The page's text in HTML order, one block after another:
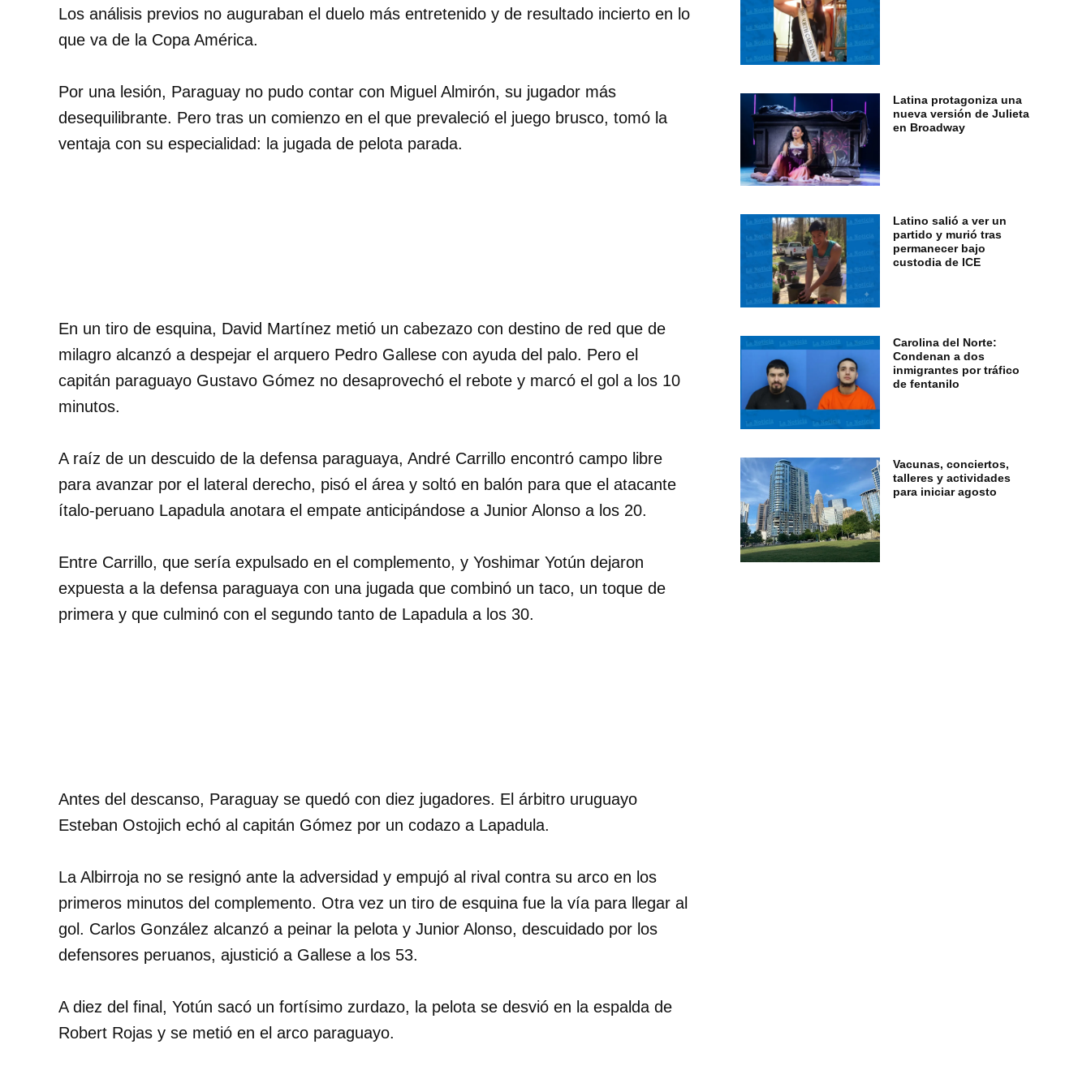
Los análisis previos no auguraban el duelo más entretenido y de resultado incierto en lo
que va de la Copa América.
Por una lesión, Paraguay no pudo contar con Miguel Almirón, su jugador más
desequilibrante. Pero tras un comienzo en el que prevaleció el juego brusco, tomó la
ventaja con su especialidad: la jugada de pelota parada.
En un tiro de esquina, David Martínez metió un cabezazo con destino de red que de
milagro alcanzó a despejar el arquero Pedro Gallese con ayuda del palo. Pero el
capitán paraguayo Gustavo Gómez no desaprovechó el rebote y marcó el gol a los 10
minutos.
A raíz de un descuido de la defensa paraguaya, André Carrillo encontró campo libre
para avanzar por el lateral derecho, pisó el área y soltó en balón para que el atacante
ítalo-peruano Lapadula anotara el empate anticipándose a Junior Alonso a los 20.
Entre Carrillo, que sería expulsado en el complemento, y Yoshimar Yotún dejaron
expuesta a la defensa paraguaya con una jugada que combinó un taco, un toque de
primera y que culminó con el segundo tanto de Lapadula a los 30.
Antes del descanso, Paraguay se quedó con diez jugadores. El árbitro uruguayo
Esteban Ostojich echó al capitán Gómez por un codazo a Lapadula.
La Albirroja no se resignó ante la adversidad y empujó al rival contra su arco en los
primeros minutos del complemento. Otra vez un tiro de esquina fue la vía para llegar al
gol. Carlos González alcanzó a peinar la pelota y Junior Alonso, descuidado por los
defensores peruanos, ajustició a Gallese a los 53.
A diez del final, Yotún sacó un fortísimo zurdazo, la pelota se desvió en la espalda de
Robert Rojas y se metió en el arco paraguayo.
Latina protagoniza una
nueva versión de Julieta
en Broadway
Latino salió a ver un
partido y murió tras
permanecer bajo
custodia de ICE
Carolina del Norte:
Condenan a dos
inmigrantes por tráfico
de fentanilo
Vacunas, conciertos,
talleres y actividades
para iniciar agosto